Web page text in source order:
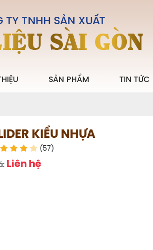
SẢN PHẨM TIN TỨC
KIỂU NHỰA
(57)
Liên hệ